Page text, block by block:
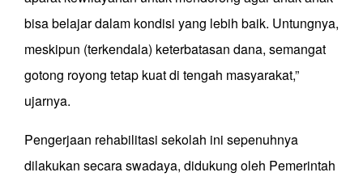
bisa belajar dalam kondisi yang lebih baik. Untungnya,
meskipun (terkendala) keterbatasan dana, semangat
gotong royong tetap kuat di tengah masyarakat,”
ujarnya.
Pengerjaan rehabilitasi sekolah ini sepenuhnya
dilakukan secara swadaya, didukung oleh Pemerintah